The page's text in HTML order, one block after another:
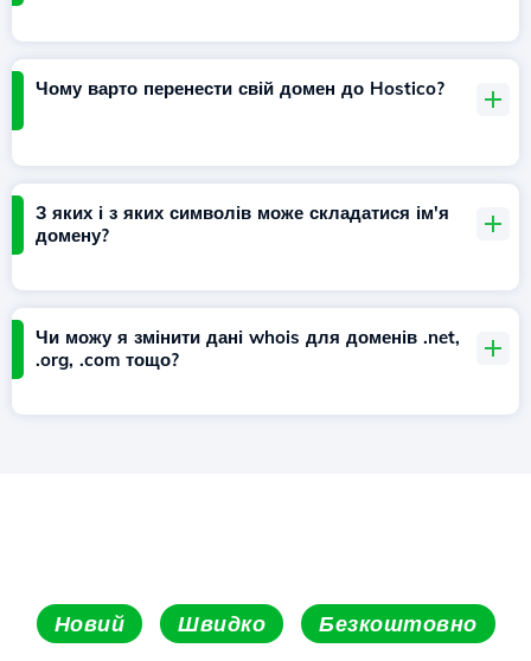
Чому варто перенести свій домен до Hostico?
З яких і з яких символів може складатися ім'я
домену?
Чи можу я змінити дані whois для доменів .net,
.org, .com тощо?
Новий Швидко Безкоштовно